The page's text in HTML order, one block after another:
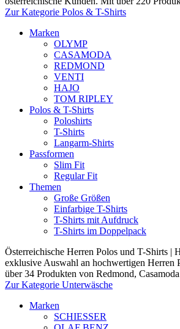
Zur Kategorie Polos & T-Shirts
Marken
OLYMP
CASAMODA
REDMOND
VENTI
HAJO
TOM RIPLEY
Polos & T-Shirts
Poloshirts
T-Shirts
Langarm-Shirts
Passformen
Slim Fit
Regular Fit
Themen
Große Größen
Einfarbige T-Shirts
T-Shirts mit Aufdruck
T-Shirts im Doppelpack
Österreichische Herren Polos und T-Shirts |
exklusive Auswahl an hochwertigen Herren
über 34 Produkten von Redmond,
Zur Kategorie Unterwäsche
Marken
SCHIESSER